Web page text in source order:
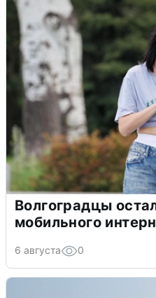
Волгоградцы
мобильного
6 августа 0